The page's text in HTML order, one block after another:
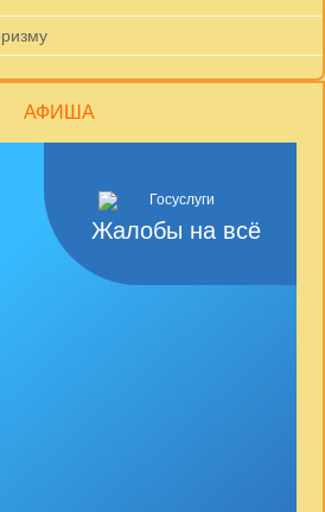
АФИША
Жалобы на всё